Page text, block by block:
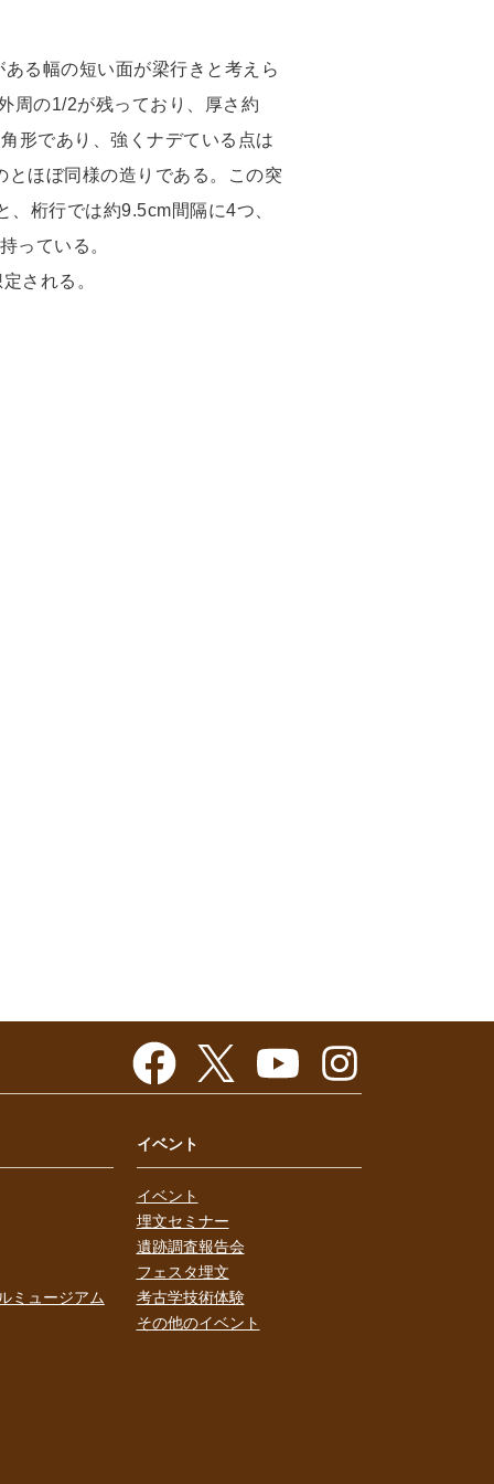
る幅の短い面が梁行きと考えら
周の1/2が残っており、厚さ約
形であり、強くナデている点は
ほぼ同様の造りである。この突
桁行では約9.5cm間隔に4つ、
っている。
される。
ミュージアム
イベント
イベント
埋文セミナー
遺跡調査報告会
フェスタ埋文
考古学技術体験
その他のイベント